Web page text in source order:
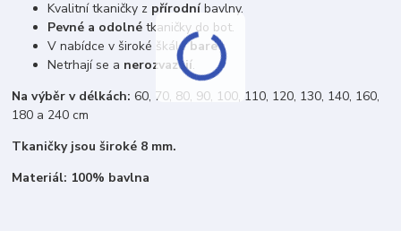
Kvalitní tkaničky z přírodníbavlny.
Pevné a odolnétkaničky do bot.
V nabídce v široké škálebarev.
Netrhají se a nerozvazují.
Na výběr v délkách: 60, 70, 80, 90, 100, 110, 120, 130, 140, 160,
180 a 240 cm
Tkaničky jsou široké 8 mm.
Materiál: 100% bavlna